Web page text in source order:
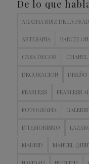
De lo que
AGATHA RUIZ DE LA
ARTESANIA
CASA DECOR CHANEL
DECORACION DISEÑO
FEARLESS FEARLESS
FOTOGRAFIA
INTERIORISMO
MADRID MANUEL